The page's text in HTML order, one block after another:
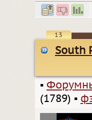
13
South
▪
(1789) ▪